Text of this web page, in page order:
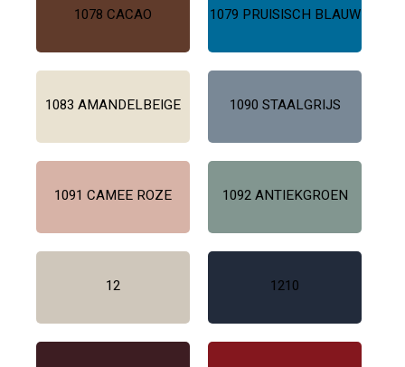
1078 CACAO 1079 PRUISISCH BLAUW
1083 AMANDELBEIGE 1090 STAALGRIJS
1091 CAMEE ROZE 1092 ANTIEKGROEN
12 1210